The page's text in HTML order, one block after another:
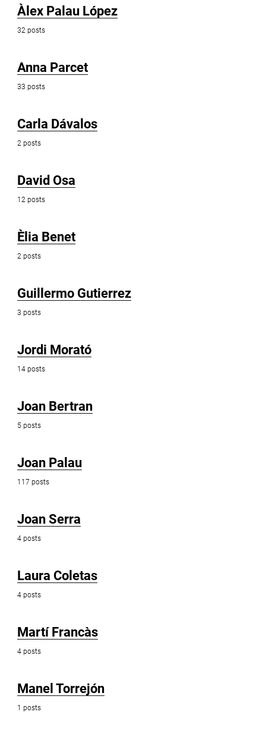
Àlex Palau López
32 posts
Anna Parcet
33 posts
Carla Dávalos
2 posts
David Osa
12 posts
Èlia Benet
2 posts
Guillermo Gutierrez
3 posts
Jordi Morató
14 posts
Joan Bertran
5 posts
Joan Palau
117 posts
Joan Serra
4 posts
Laura Coletas
4 posts
Martí Francàs
4 posts
Manel Torrejón
1 posts